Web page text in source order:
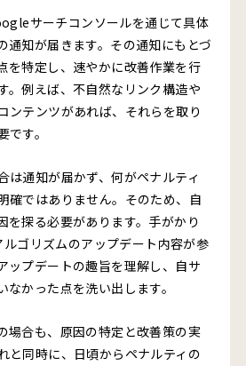
サーチコンソールを通じて具体
通知が届きます。その通知にもとづ
を特定し、速やかに改善作業を行
。例えば、不自然なリンク構造や
ンテンツがあれば、それらを取り
す。
は通知が届かず、何がペナルティ
確ではありません。そのため、自
を探る必要があります。手がかり
ゴリズムのアップデート内容が参
ップデートの趣旨を理解し、自サ
なかった点を洗い出します。
場合も、原因の特定と改善策の実
と同時に、日頃からペナルティの